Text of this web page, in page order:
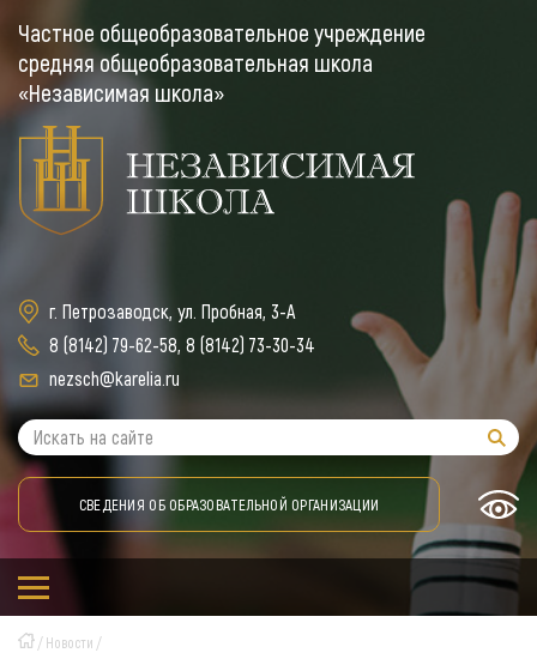
Частное общеобразовательное учреждение
средняя общеобразовательная школа
«Независимая школа»
г. Петрозаводск, ул. Пробная, 3-А
8 (8142) 79-62-58, 8 (8142) 73-30-34
nezsch@karelia.ru
СВЕДЕНИЯ ОБ ОБРАЗОВАТЕЛЬНОЙ ОРГАНИЗАЦИИ
Новости